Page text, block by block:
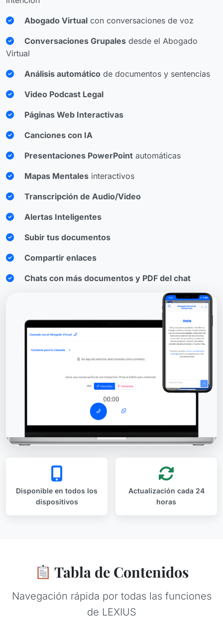
Abogado Virtual con conversaciones de voz
Conversaciones Grupales desde el Abogado
Virtual
Análisis automático de documentos y sentencias
Video Podcast Legal
Páginas Web Interactivas
Canciones con IA
Presentaciones PowerPoint automáticas
Mapas Mentales interactivos
Transcripción de Audio/Video
Alertas Inteligentes
Subir tus documentos
Compartir enlaces
Chats con más documentos y PDF del chat
Disponible en todos los
dispositivos
Actualización cada 24
horas
Tabla de Contenidos
Navegación rápida por todas las funciones
de LEXIUS